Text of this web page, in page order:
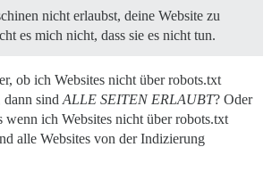
nicht erlaubst, deine Website zu
es mich nicht, dass sie es nicht tun.
ob ich Websites nicht über robots.txt
sind ALLE SEITEN ERLAUBT? Oder
wenn ich Websites nicht über robots.txt
alle Websites von der Indizierung